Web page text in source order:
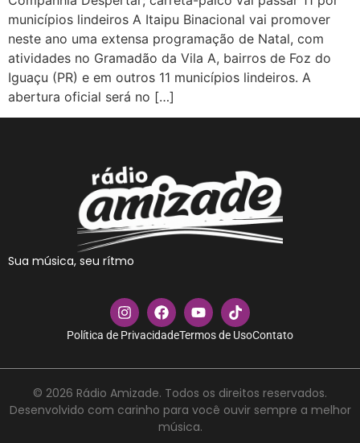
municípios lindeiros A Itaipu Binacional vai promover
neste ano uma extensa programação de Natal, com
atividades no Gramadão da Vila A, bairros de Foz do
Iguaçu (PR) e em outros 11 municípios lindeiros. A
abertura oficial será no […]
Sua música, seu rítmo
Política de PrivacidadeTermos de UsoContato
© 2026 Rádio Amizade. Todos os direitos reservados.
Desenvolvido com carinho para você ouvir sempre a melhor
música.